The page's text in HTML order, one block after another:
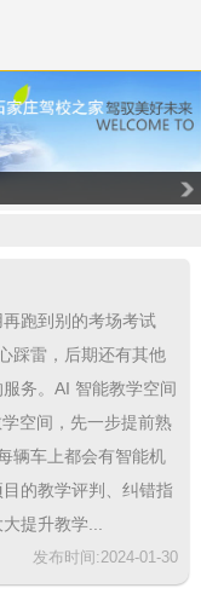
跑到别的考场考试
踩雷，后期还有其他
务。AI 智能教学空间
空间，先一步提前熟
辆车上都会有智能机
的教学评判、纠错指
提升教学...
发布时间:2024-01-30